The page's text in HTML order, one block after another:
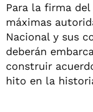
Para la firma del
máximas
Nacional y sus
deberán
construir
hito en la